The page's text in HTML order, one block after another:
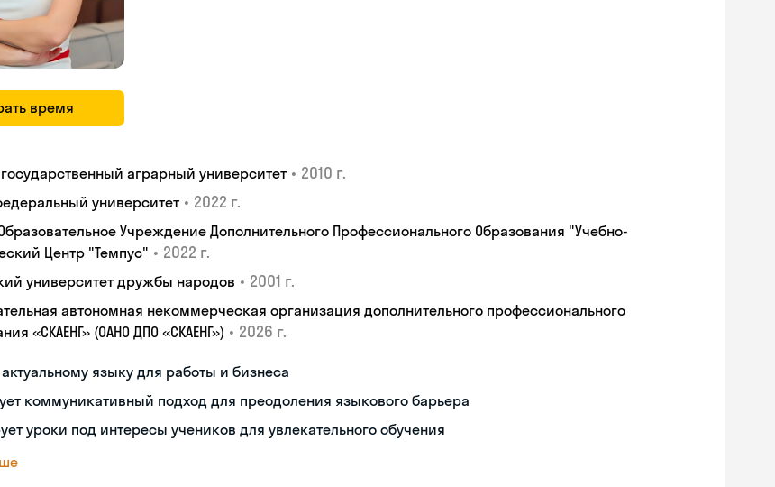
время
аграрный университет • 2010 г.
университет • 2022 г.
Учреждение Дополнительного Профессионального Образования "Учебно-
Центр "Темпус" • 2022 г.
университет дружбы народов • 2001 г.
автономная некоммерческая организация дополнительного профессионального
«СКАЕНГ» (ОАНО ДПО «СКАЕНГ») • 2026 г.
актуальному языку для работы и бизнеса
коммуникативный подход для преодоления языкового барьера
уроки под интересы учеников для увлекательного обучения